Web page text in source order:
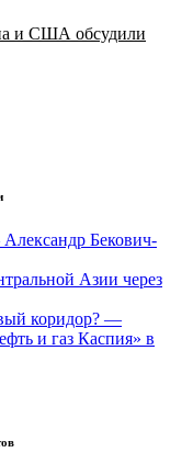
и США обсудили
Бекович-
Азии через
коридор? —
и газ Каспия» в